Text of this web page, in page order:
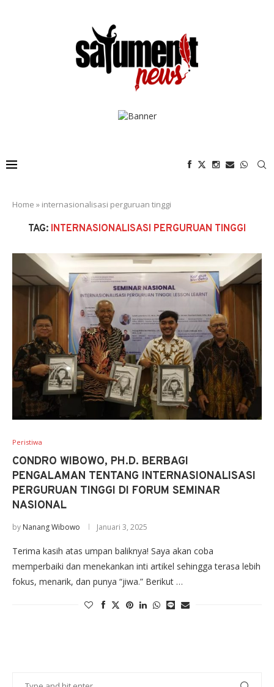
Home » internasionalisasi perguruan tinggi
TAG: INTERNASIONALISASI PERGURUAN TINGGI
Peristiwa
CONDRO WIBOWO, PH.D. BERBAGI
PENGALAMAN TENTANG INTERNASIONALISASI
PERGURUAN TINGGI DI FORUM SEMINAR
NASIONAL
by Nanang Wibowo Januari 3, 2025
Terima kasih atas umpan baliknya! Saya akan coba
memperbaiki dan menekankan inti artikel sehingga terasa lebih
fokus, menarik, dan punya “jiwa.” Berikut …